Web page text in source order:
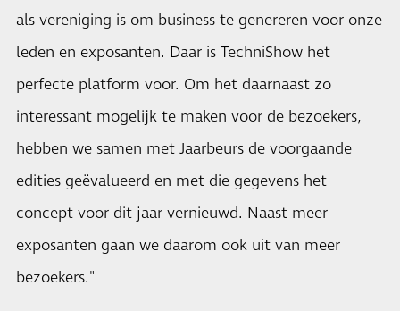
als vereniging is om business te genereren voor onze
leden en exposanten. Daar is TechniShow het
perfecte platform voor. Om het daarnaast zo
interessant mogelijk te maken voor de bezoekers,
hebben we samen met Jaarbeurs de voorgaande
edities geëvalueerd en met die gegevens het
concept voor dit jaar vernieuwd. Naast meer
exposanten gaan we daarom ook uit van meer
bezoekers."